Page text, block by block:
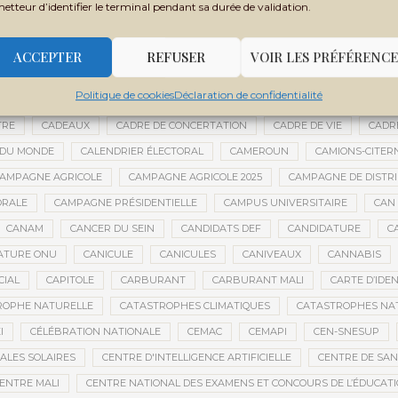
d’identifier le terminal pendant sa durée de validation.
ACCEPTER REFUSER VOIR LES
Politique de cookiesDéclaration de confidentialité
BOURÉMA KANSAYE
BRICE OLIGUI NGUEMA
BUDGET DE LA PRÉSIDENCE BUDGET NATIONAL
CADEAUX CADRE DE CONCERTATION CADRE DE VIE
MONDE CALENDRIER ÉLECTORAL CAMEROUN CAMIONS-
AGRICOLE CAMPAGNE AGRICOLE 2025 CAMPAGNE DE
CAMPAGNE PRÉSIDENTIELLE CAMPUS UNIVERSITAIRE CAN
CANAM CANCER DU SEIN CANDIDATS DEF CANDIDATURE
ONU CANICULE CANICULES CANIVEAUX CANNABIS
CAPITOLE CARBURANT CARBURANT MALI CARTE
NATURELLE CATASTROPHES CLIMATIQUES CATASTROPHES
CÉLÉBRATION NATIONALE CEMAC CEMAPI CEN-SNESUP
SOLAIRES CENTRE D'INTELLIGENCE ARTIFICIELLE CENTRE DE
MALI CENTRE NATIONAL DES EXAMENS ET CONCOURS DE